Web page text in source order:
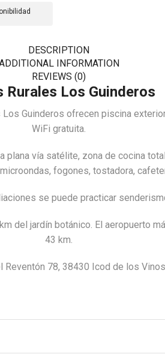
DESCRIPTION
INFORMATION
REVIEWS (0)
Rurales Los Guinderos
Guinderos ofrecen piscina
WiFi gratuita.
vía satélite, zona de cocina
fogones, tostadora,
se puede practicar
del jardín botánico. El aeropuerto
43 km.
Reventón 78, 38430 Icod de los